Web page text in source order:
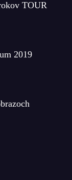
TOUR
2019